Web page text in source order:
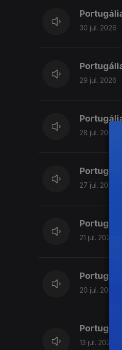
30 jul. 2026
29 jul. 2026
28 jul. 2026
Portugália
27 jul. 2026
Portugália
21 jul. 2026
Portugália
20 jul. 2026
Portugália
13 jul. 2026